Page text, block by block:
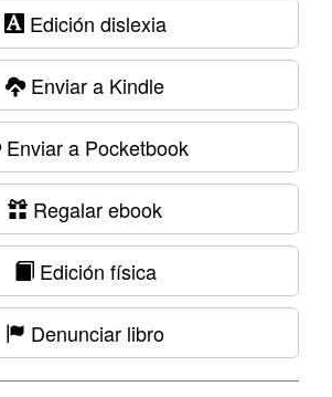
Edición dislexia
Enviar a Kindle
Enviar a Pocketbook
Regalar ebook
Edición física
Denunciar libro